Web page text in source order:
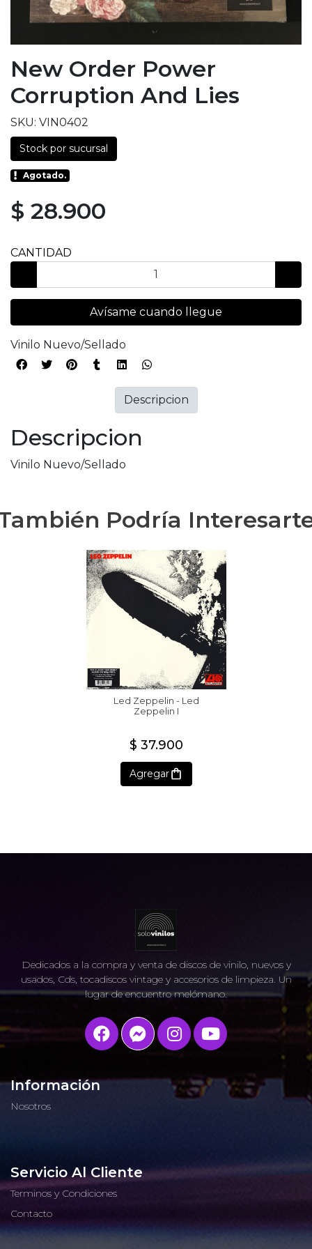
New Order Power
Corruption And Lies
SKU: VIN0402
Stock por sucursal
Agotado.
$ 28.900
CANTIDAD
Avísame cuando llegue
Vinilo Nuevo/Sellado
Descripcion
Vinilo Nuevo/Sellado
Descripcion
Podría
Led Zeppelin - Led
Zeppelin I
$ 37.900
Agregar
Dedicados a la compra y venta de discos de vinilo, nuevos y
usados, Cds, tocadiscos vintage y accesorios de limpieza. Un
lugar de encuentro melómano.
Información
Nosotros
Servicio Al Cliente
Terminos y Condiciones
Contacto